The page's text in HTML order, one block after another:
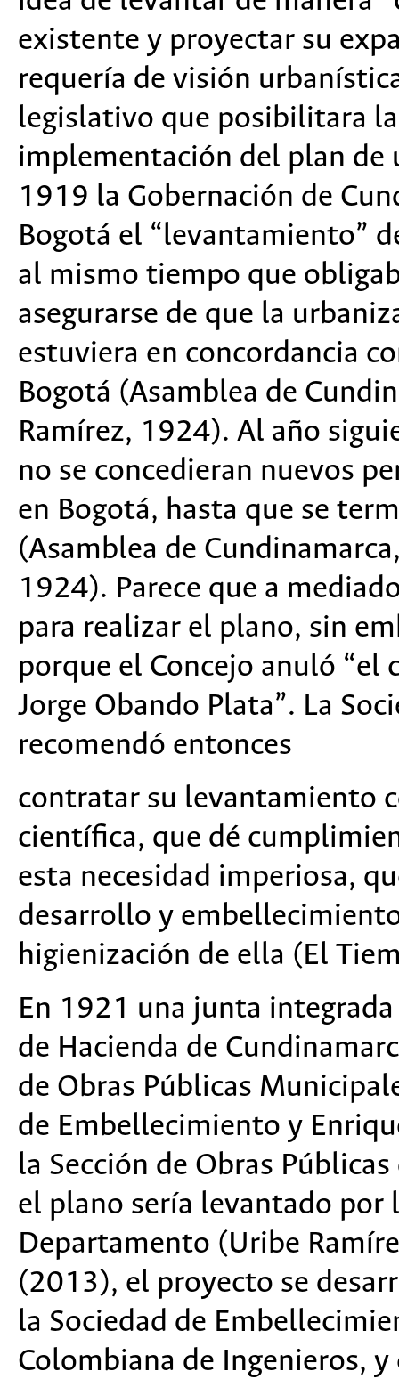
existente y proyectar su
requería de visión
legislativo que posibilitara
implementación del plan de
1919 la Gobernación de
Bogotá el “levantamiento”
al mismo tiempo que
asegurarse de que la
estuviera en concordancia
Bogotá (Asamblea de
Ramírez, 1924). Al año
no se concedieran nuevos
en Bogotá, hasta que se
(Asamblea de
1924). Parece que a
para realizar el plano, sin
porque el Concejo anuló
Jorge Obando Plata”. La
recomendó entonces
contratar su levantamiento
científica, que dé
esta necesidad imperiosa,
desarrollo y
higienización de ella (El
En 1921 una junta
de Hacienda de
de Obras Públicas
de Embellecimiento y
la Sección de Obras
el plano sería levantado por
Departamento (Uribe
(2013), el proyecto se
la Sociedad de
Colombiana de Ingenieros,